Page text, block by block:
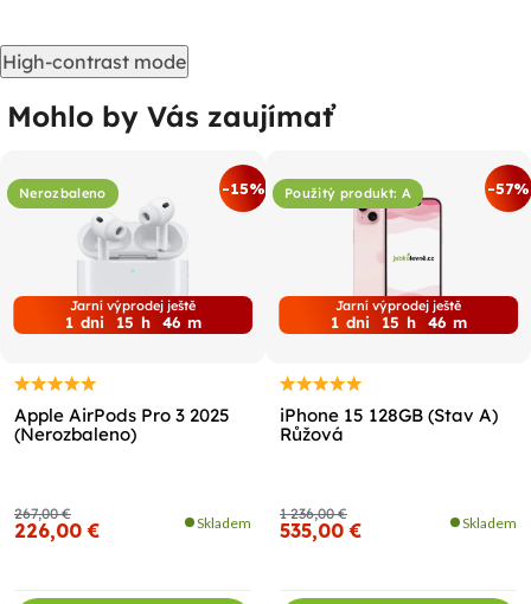
High-contrast mode
Mohlo by Vás zaujímať
Nerozbaleno -15%
Jarní výprodej ještě
1 dni 15 h 46 m
Apple AirPods Pro 3 2025
(Nerozbaleno)
267,00 €
226,00 € Skladem
Použitý produkt: A -57%
Jarní výprodej ještě
1 dni 15 h 46 m
iPhone 15 128GB (Stav A)
Růžová
1 236,00 €
535,00 € Skladem